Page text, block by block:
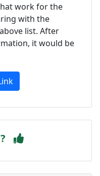
work for the
with the
list. After
it would be